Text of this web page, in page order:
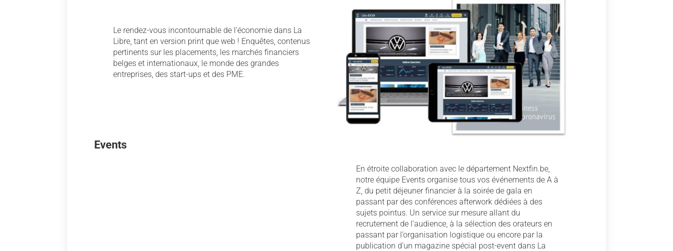
Le rendez-vous incontournable de l’économie dans La
Libre, tant en version print que web ! Enquêtes, contenus
pertinents sur les placements, les marchés financiers
belges et internationaux, le monde des grandes
entreprises, des start-ups et des PME.
Events
En étroite collaboration avec le département Nextfin.be,
notre équipe Events organise tous vos événements de A à
Z, du petit déjeuner financier à la soirée de gala en
passant par des conférences afterwork dédiées à des
sujets pointus. Un service sur mesure allant du
recrutement de l’audience, à la sélection des orateurs en
passant par l’organisation logistique ou encore par la
publication d’un magazine spécial post-event dans La